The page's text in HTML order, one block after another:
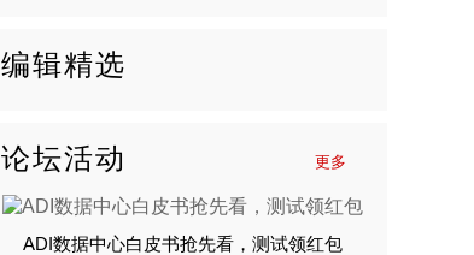
编辑精选
更多
论坛活动
ADI数据中心白皮书抢先看，测试领红包